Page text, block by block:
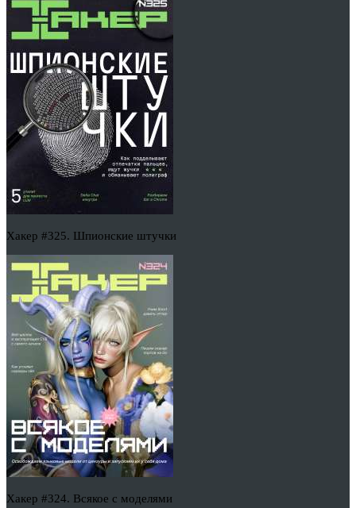
Хакер #325. Шпионские штучки
Хакер #324. Всякое с моделями